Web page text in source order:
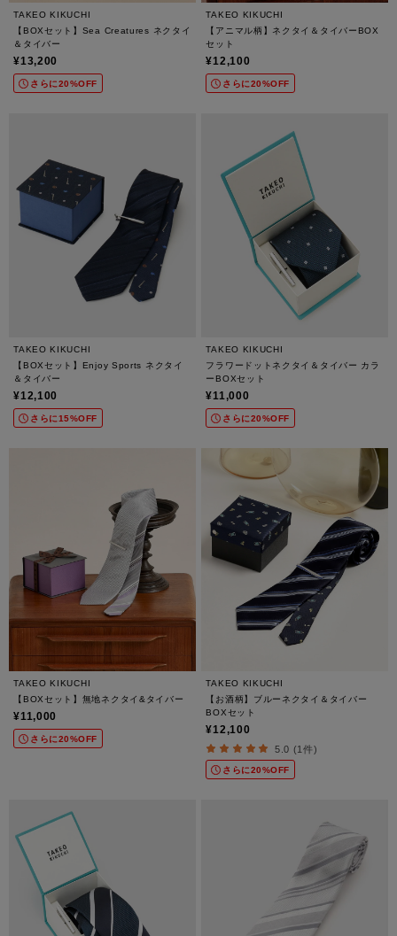
TAKEO KIKUCHI
【BOXセット】Sea Creatures ネクタイ
＆タイバー
¥13,200
さらに20%OFF
TAKEO KIKUCHI
【アニマル柄】ネクタイ＆タイバーBOX
セット
¥12,100
さらに20%OFF
TAKEO KIKUCHI
【BOXセット】Enjoy Sports ネクタイ
＆タイバー
¥12,100
さらに15%OFF
TAKEO KIKUCHI
フラワードットネクタイ＆タイバー カラ
ーBOXセット
¥11,000
さらに20%OFF
TAKEO KIKUCHI
【BOXセット】無地ネクタイ&タイバー
¥11,000
さらに20%OFF
TAKEO KIKUCHI
【お酒柄】ブルーネクタイ＆タイバー
BOXセット
¥12,100
5.0 (1件)
さらに20%OFF